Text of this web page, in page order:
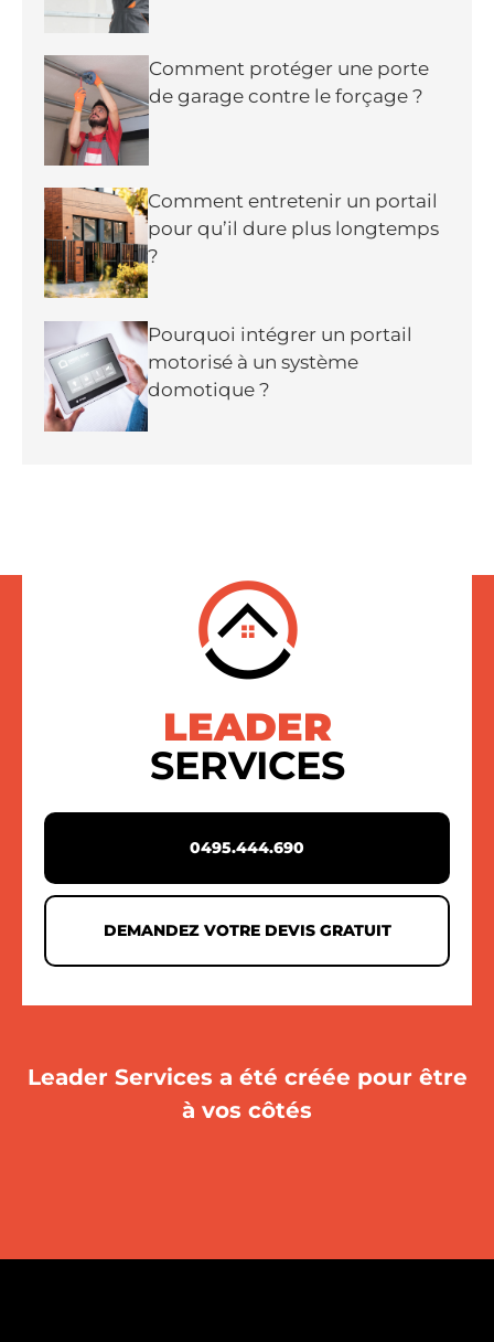
Comment protéger une porte
de garage contre le forçage ?
Comment entretenir un portail
pour qu’il dure plus longtemps
?
Pourquoi intégrer un portail
motorisé à un système
domotique ?
LEADER
SERVICES
0495.444.690
DEMANDEZ VOTRE DEVIS GRATUIT
Leader Services a été créée pour être
à vos côtés